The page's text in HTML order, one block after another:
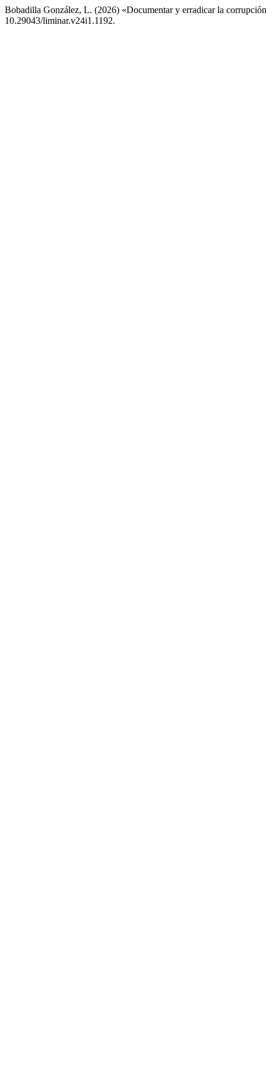
Bobadilla González, L. (2026) «Documentar y erradicar la
10.29043/liminar.v24i1.1192.